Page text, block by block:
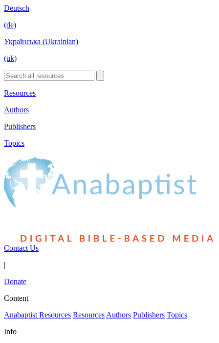
Deutsch
(de)
Українська (Ukrainian)
(uk)
Resources
Authors
Publishers
Topics
Contact Us
|
Donate
Content
Anabaptist Resources Resources Authors Publishers Topics
Info